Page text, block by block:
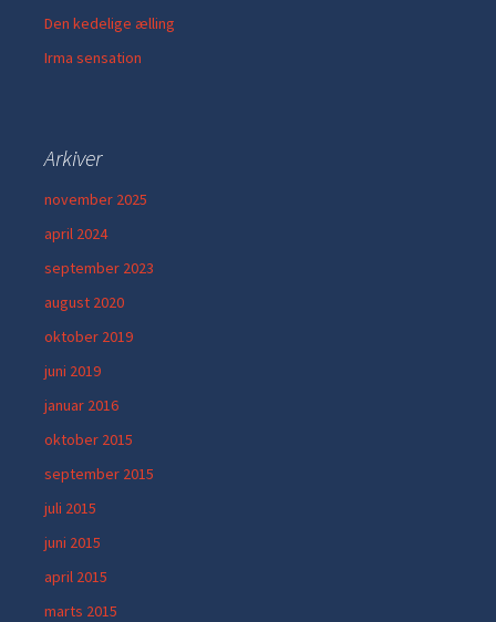
Den kedelige ælling
Irma sensation
Arkiver
november 2025
april 2024
september 2023
august 2020
oktober 2019
juni 2019
januar 2016
oktober 2015
september 2015
juli 2015
juni 2015
april 2015
marts 2015